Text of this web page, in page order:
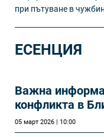
при пътуване в
ЕСЕНЦИЯ
Важна
конфликта в
05 март 2026 | 10:00